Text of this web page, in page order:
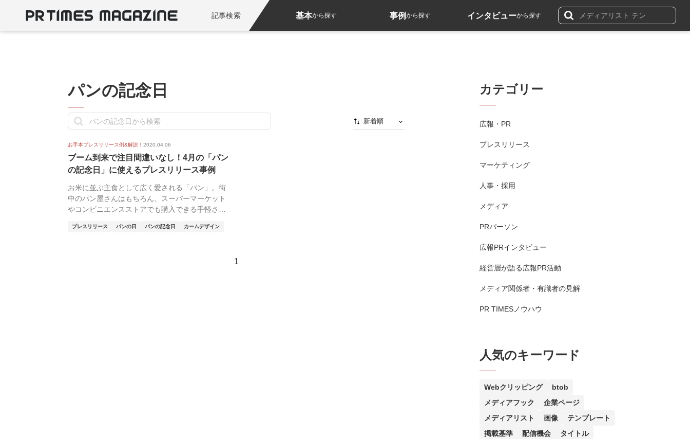
記事検索 基本から探す 事例から探す インタビューから探す
パンの記念日
新着順
お手本プレスリリース例&解説！ 2020.04.06
ブーム到来で注目間違いなし！4月の「パン
の記念日」に使えるプレスリリース事例
お米に並ぶ主食として広く愛される「パン」。街
中のパン屋さんはもちろん、スーパーマーケット
やコンビニエンスストアでも購入できる手軽さ
プレスリリース パンの日 パンの記念日 カームデザイン
1
カテゴリー
広報・PR
プレスリリース
マーケティング
人事・採用
メディア
PRパーソン
広報PRインタビュー
経営層が語る広報PR活動
メディア関係者・有識者の見解
PR TIMESノウハウ
人気のキーワード
Webクリッピング
btob
メディアフック
企業ページ
メディアリスト
画像
テンプレート
掲載基準
配信機会 タイトル